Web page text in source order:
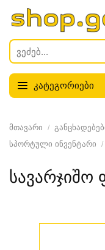
კატეგორიები
მთავარი
სპორტული ინვენტარი
სავარჯიშო